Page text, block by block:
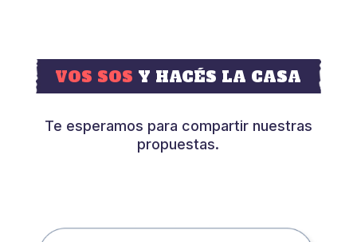
VOS SOS Y HACÉS LA CASA
Te esperamos para compartir nuestras
propuestas.